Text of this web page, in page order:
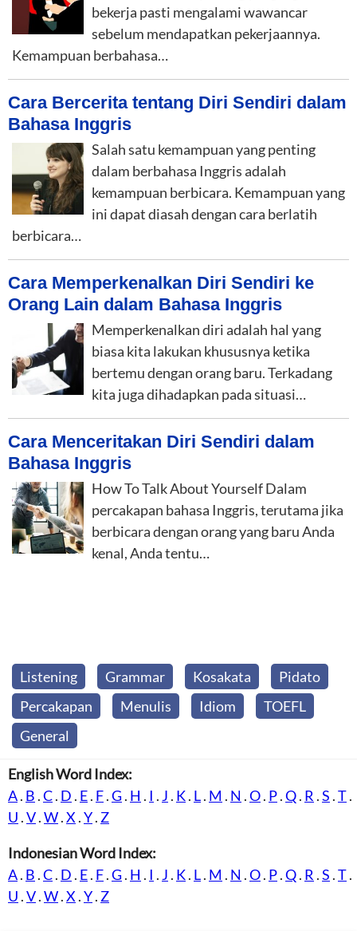
bekerja pasti mengalami wawancar
sebelum mendapatkan pekerjaannya.
Kemampuan berbahasa…
Cara Bercerita tentang Diri Sendiri dalam
Bahasa Inggris
Salah satu kemampuan yang penting
dalam berbahasa Inggris adalah
kemampuan berbicara. Kemampuan yang
ini dapat diasah dengan cara berlatih
berbicara…
Cara Memperkenalkan Diri Sendiri ke
Orang Lain dalam Bahasa Inggris
Memperkenalkan diri adalah hal yang
biasa kita lakukan khususnya ketika
bertemu dengan orang baru. Terkadang
kita juga dihadapkan pada situasi…
Cara Menceritakan Diri Sendiri dalam
Bahasa Inggris
How To Talk About Yourself Dalam
percakapan bahasa Inggris, terutama jika
berbicara dengan orang yang baru Anda
kenal, Anda tentu…
Listening Grammar Kosakata
Pidato
Percakapan
Menulis Idiom
TOEFL
General
English Word Index:
A. B .C. D . E. F.G. H . I . J . K. L. M . N .O. P.Q. R .S .T.
U .V.W.X .Y. Z
Indonesian Word Index:
A. B .C. D . E. F.G. H . I . J . K. L. M . N .O. P.Q. R .S .T.
U .V.W.X .Y. Z